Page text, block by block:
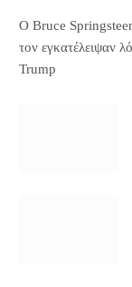
Ο Bruce
τον εγκατέλειψαν
Trump